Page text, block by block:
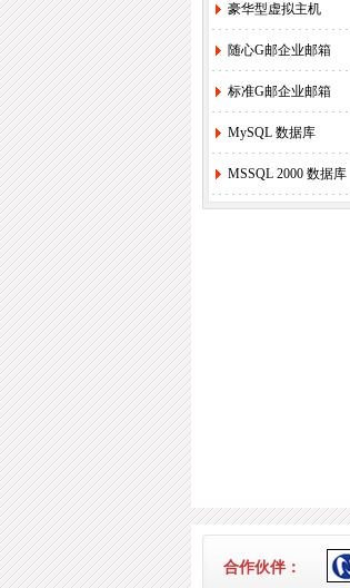
豪华型虚拟主机
随心G邮企业邮箱
标准G邮企业邮箱
MySQL 数据库
MSSQL 2000 数据库
合作伙伴：